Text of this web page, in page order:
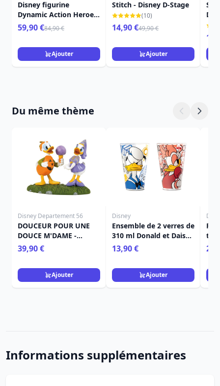
Disney figurine
Dynamic Action Heroes
1/9 Angel (Lilo & Stitch)
16 cm
59,90 €84,90 €
Ajouter
Stitch - Disney D-Stage
(10)
14,90 €49,90 €
Ajouter
Du même thème
Disney Departement 56
DOUCEUR POUR UNE
DOUCE M'DAME -
DISNEY VILLAGE
39,90 €
Ajouter
Disney
Ensemble de 2 verres de
310 ml Donald et Daisy -
Egan Disney Home
13,90 €
Ajouter
Informations supplémentaires